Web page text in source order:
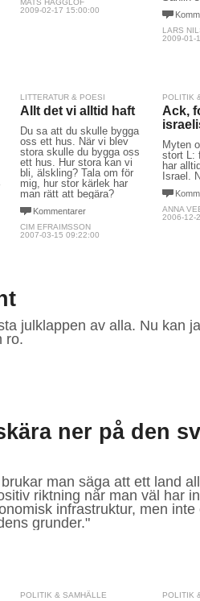
MATS HÄGGLÖF
2009-02-17 15:00:00
LARS
2009-01-
LITTERATUR & POESI
Allt det vi alltid haft
Du sa att du skulle bygga
oss ett hus. När vi blev
stora skulle du bygga oss
ett hus. Hur stora kan vi
bli, älskling? Tala om för
mig, hur stor kärlek har
man rätt att begära?
Kommentarer
CIM EFRAIMSSON
2007-03-15 09:22:00
POLITIK
Ack,
Myten
stort L:
har
Israel.
ANNA
2006-12-
julklappen av alla. Nu kan
ro.
ner på den
man säga att ett land
riktning när man väl har
infrastruktur, men
grunder."
POLITIK & SAMHÄLLE POLITIK